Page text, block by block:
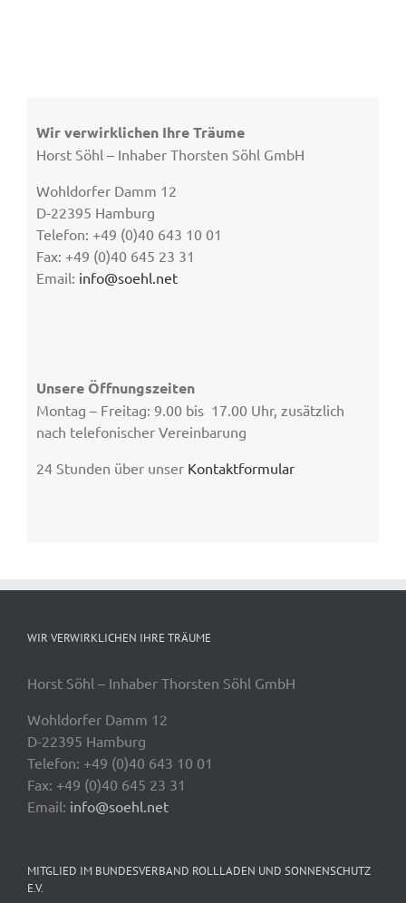
Wir verwirklichen Ihre Träume
Horst Söhl – Inhaber Thorsten Söhl GmbH
Wohldorfer Damm 12
D-22395 Hamburg
Telefon: +49 (0)40 643 10 01
Fax: +49 (0)40 645 23 31
Email: info@soehl.net
Unsere Öffnungszeiten
Montag – Freitag: 9.00 bis 17.00 Uhr, zusätzlich
nach telefonischer Vereinbarung
24 Stunden über unser Kontaktformular
WIR VERWIRKLICHEN IHRE TRÄUME
Horst Söhl – Inhaber Thorsten Söhl GmbH
Wohldorfer Damm 12
D-22395 Hamburg
Telefon: +49 (0)40 643 10 01
Fax: +49 (0)40 645 23 31
Email: info@soehl.net
MITGLIED IM BUNDESVERBAND ROLLLADEN UND SONNENSCHUTZ
E.V.